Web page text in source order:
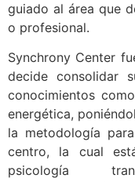
guiado al área que
o profesional.
Synchrony Center
decide consolidar
conocimientos
energética,
la metodología
centro, la cual
psicología